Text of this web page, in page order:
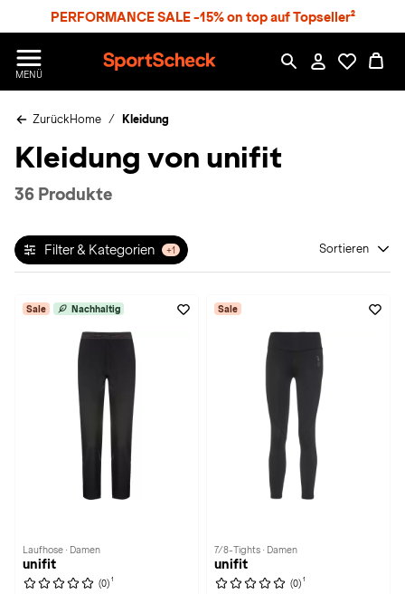
PERFORMANCE SALE -15% on top auf Topseller²
MENÜ
p
r
S
h
k
ZurückHome Kleidung
Kleidung von unifit
36 Produkte
Filter & Kategorien +1 Sortieren
Sale Nachhaltig
Laufhose · Damen
unifit
(0) 1
Sale
7/8-Tights · Damen
unifit
(0) 1